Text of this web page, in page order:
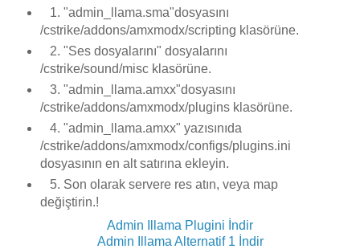
1. "admin_llama.sma"dosyasını
/cstrike/addons/amxmodx/scripting klasörüne.
2. "Ses dosyalarını" dosyalarını
/cstrike/sound/misc klasörüne.
3. "admin_llama.amxx"dosyasını
/cstrike/addons/amxmodx/plugins klasörüne.
4. "admin_llama.amxx" yazısınıda
/cstrike/addons/amxmodx/configs/plugins.ini
dosyasının en alt satırına ekleyin.
5. Son olarak servere res atın, veya map
değiştirin.!
Admin Illama Plugini İndir
Admin Illama Alternatif 1 İndir